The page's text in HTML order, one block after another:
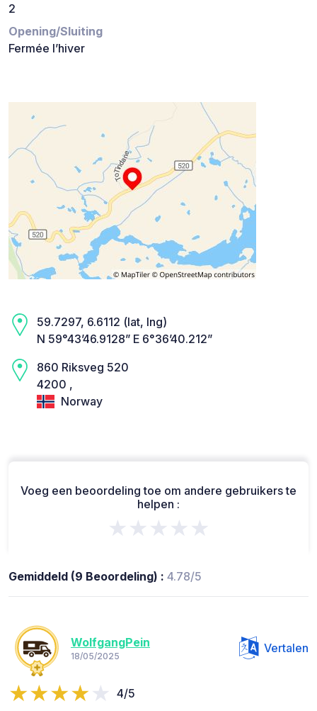
2
Opening/Sluiting
Fermée l’hiver
59.7297, 6.6112 (lat, lng)
N 59°43’46.9128” E 6°36’40.212”
860 Riksveg 520
4200 ,
Norway
Voeg een beoordeling toe om andere gebruikers te
helpen :
★★★★★
Gemiddeld (9 Beoordeling) : 4.78/5
WolfgangPein
18/05/2025
Vertalen
4/5